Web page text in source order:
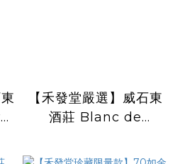
【禾發堂嚴選】威石東
酒莊 Blanc de
2015 白中白 傳統釀造